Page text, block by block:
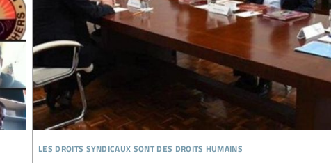
les droits syndicaux sont des droits humains